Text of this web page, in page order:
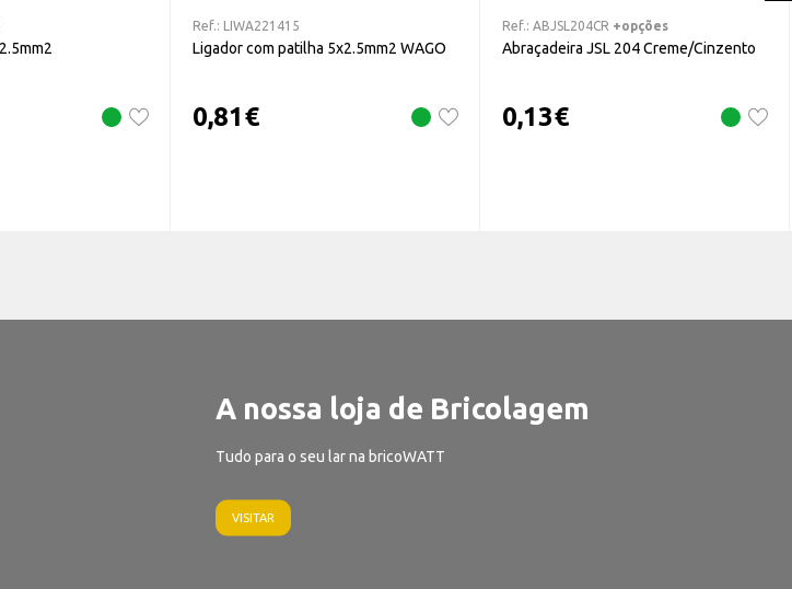
Ref.: LIWA221415
Ligador com patilha 5x2.5mm2 WAGO
0,81€
Ref.: ABJSL204CR +opções
Abraçadeira JSL 204 Creme/Cinzento
0,13€
A nossa loja de Bricolagem
Tudo para o seu lar na bricoWATT
VISITAR